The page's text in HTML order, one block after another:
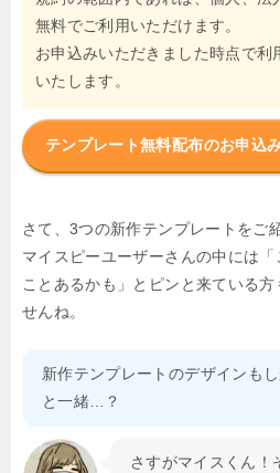
無料でご利用いただけます。
お申込みいただきました時点で利
いたします。
テンプレート無料配布のお申込
さて、3つの新作テンプレートをご
マイスピーユーザーさんの中には
ことあるかも」とピンと来ている
せんね。
新作テンプレートのデザインも
と一緒…？
さすがマイスくん！